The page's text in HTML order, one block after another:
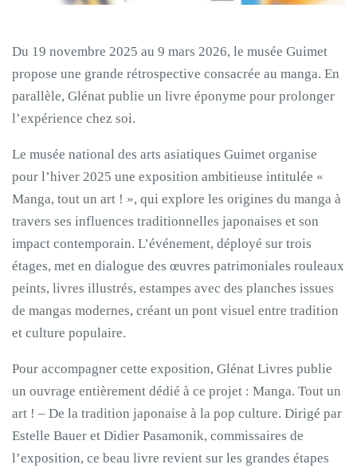
Du 19 novembre 2025 au 9 mars 2026, le musée Guimet
propose une grande rétrospective consacrée au manga. En
parallèle, Glénat publie un livre éponyme pour prolonger
l’expérience chez soi.
Le musée national des arts asiatiques Guimet organise
pour l’hiver 2025 une exposition ambitieuse intitulée «
Manga, tout un art ! », qui explore les origines du manga à
travers ses influences traditionnelles japonaises et son
impact contemporain. L’événement, déployé sur trois
étages, met en dialogue des œuvres patrimoniales rouleaux
peints, livres illustrés, estampes avec des planches issues
de mangas modernes, créant un pont visuel entre tradition
et culture populaire.
Pour accompagner cette exposition, Glénat Livres publie
un ouvrage entièrement dédié à ce projet : Manga. Tout un
art ! – De la tradition japonaise à la pop culture. Dirigé par
Estelle Bauer et Didier Pasamonik, commissaires de
l’exposition, ce beau livre revient sur les grandes étapes